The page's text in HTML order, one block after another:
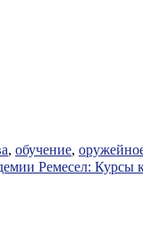
, обучение,
Ремесел: Курсы